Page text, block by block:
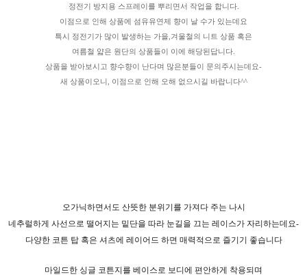
정전기 방지용 스프레이를 뿌리면서 작업을 합니다.
이점으로 인해 상품에 섬유유연제 향이 날 수가 있는데요
특시 정전기가 많이 발생하는 가을,겨울철의 니트 상품 혹은
여름철 얇은 원단의 상품들이 이에 해당된답니다.
상품을 받아보시고 향수향이 난다며 많은분들이 문의주시는데요-
새 상품이오니, 이점으로 인해 오해 없으시길 바랍니다^^
오가닉하면서도 산뜻한 분위기를 가져다 주는 나시
네추럴하게 사선으로 떨어지는 밑단을 따라 눈길을 끄는 레이스가 자리하는데요-
다양한 코튼 탑 혹은 셔츠에 레이어드 하면 매력적으로 즐기기 좋습니다
마일드한 싱글 코튼지를 베이스로 보디에 편안하게 착용되며